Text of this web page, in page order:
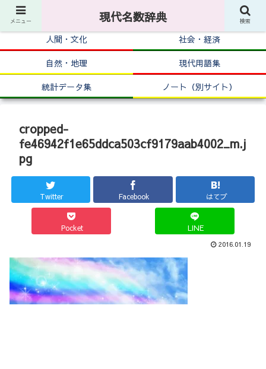
人間・文化
社会・経済
自然・地理
現代用語集
統計データ集
ノート（別サイト）
cropped-
fe46942f1e65ddca503cf9179aab4002_m.j
pg
Twitter Facebook はてブ
Pocket LINE
2016.01.19
メニュー 現代名数辞典 検索